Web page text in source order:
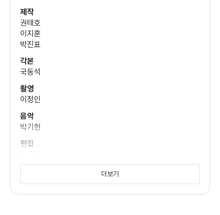
최은석
제작
권태호
이지훈
박진표
각본
국동석
촬영
이정인
음악
박기헌
편집
한언재
더보기